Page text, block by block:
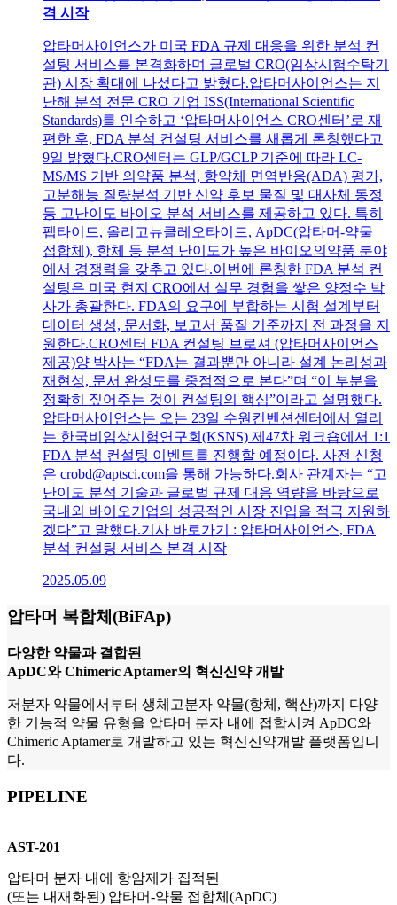
격 시작
압타머사이언스가 미국 FDA 규제 대응을 위한 분석 컨
설팅 서비스를 본격화하며 글로벌 CRO(임상시험수탁기
관) 시장 확대에 나섰다고 밝혔다.압타머사이언스는 지
난해 분석 전문 CRO 기업 ISS(International Scientific
Standards)를 인수하고 ‘압타머사이언스 CRO센터’로 재
편한 후, FDA 분석 컨설팅 서비스를 새롭게 론칭했다고
9일 밝혔다.CRO센터는 GLP/GCLP 기준에 따라 LC-
MS/MS 기반 의약품 분석, 항약체 면역반응(ADA) 평가,
고분해능 질량분석 기반 신약 후보 물질 및 대사체 동정
등 고난이도 바이오 분석 서비스를 제공하고 있다. 특히
펩타이드, 올리고뉴클레오타이드, ApDC(압타머-약물
접합체), 항체 등 분석 난이도가 높은 바이오의약품 분야
에서 경쟁력을 갖추고 있다.이번에 론칭한 FDA 분석 컨
설팅은 미국 현지 CRO에서 실무 경험을 쌓은 양정수 박
사가 총괄한다. FDA의 요구에 부합하는 시험 설계부터
데이터 생성, 문서화, 보고서 품질 기준까지 전 과정을 지
원한다.CRO센터 FDA 컨설팅 브로셔 (압타머사이언스
제공)양 박사는 “FDA는 결과뿐만 아니라 설계 논리성과
재현성, 문서 완성도를 중점적으로 본다”며 “이 부분을
정확히 짚어주는 것이 컨설팅의 핵심”이라고 설명했다.
압타머사이언스는 오는 23일 수원컨벤션센터에서 열리
는 한국비임상시험연구회(KSNS) 제47차 워크숍에서 1:1
FDA 분석 컨설팅 이벤트를 진행할 예정이다. 사전 신청
은 crobd@aptsci.com을 통해 가능하다.회사 관계자는 “고
난이도 분석 기술과 글로벌 규제 대응 역량을 바탕으로
국내외 바이오기업의 성공적인 시장 진입을 적극 지원하
겠다”고 말했다.기사 바로가기 : 압타머사이언스, FDA
분석 컨설팅 서비스 본격 시작
2025.05.09
압타머 복합체(BiFAp)
다양한 약물과 결합된
ApDC와 Chimeric Aptamer의 혁신신약 개발
저분자 약물에서부터 생체고분자 약물(항체, 핵산)까지 다양
한 기능적 약물 유형을 압타머 분자 내에 접합시켜 ApDC와
Chimeric Aptamer로 개발하고 있는 혁신신약개발 플랫폼입니
다.
PIPELINE
AST-201
압타머 분자 내에 항암제가 집적된
(또는 내재화된) 압타머-약물 접합체(ApDC)